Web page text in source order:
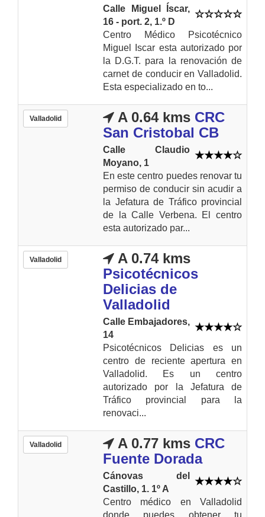
Calle Miguel Íscar,
16 - port. 2, 1.º D
Centro Médico Psicotécnico
Miguel Iscar esta autorizado por
la D.G.T. para la renovación de
carnet de conducir en Valladolid.
Esta especializado en to...
Valladolid A 0.64 kms CRC
San Cristobal CB
Calle Claudio
Moyano, 1
En este centro puedes renovar tu
permiso de conducir sin acudir a
la Jefatura de Tráfico provincial
de la Calle Verbena. El centro
esta autorizado par...
Valladolid
A 0.74 kms
Psicotécnicos
Delicias de
Valladolid
Calle Embajadores,
14
Psicotécnicos Delicias es un
centro de reciente apertura en
Valladolid. Es un centro
autorizado por la Jefatura de
Tráfico provincial para la
renovaci...
Valladolid A 0.77 kms CRC
Fuente Dorada
Cánovas del
Castillo, 1. 1º A
Centro médico en Valladolid
donde puedes obtener tu